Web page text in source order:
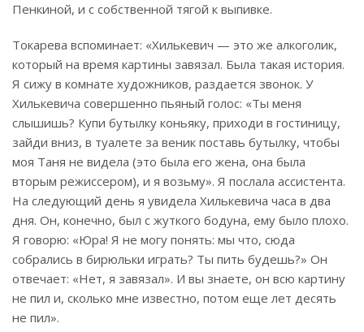
Пенкиной, и с собственной тягой к выпивке.
Токарева вспоминает: «Хилькевич — это же алкоголик,
который на время картины завязал. Была такая история.
Я сижу в комнате художников, раздается звонок. У
Хилькевича совершенно пьяный голос: «Ты меня
слышишь? Купи бутылку коньяку, приходи в гостиницу,
зайди вниз, в туалете за веник поставь бутылку, чтобы
моя Таня не видела (это была его жена, она была
вторым режиссером), и я возьму». Я послала ассистента.
На следующий день я увидела Хилькевича часа в два
дня. Он, конечно, был с жуткого бодуна, ему было плохо.
Я говорю: «Юра! Я не могу понять: мы что, сюда
собрались в бирюльки играть? Ты пить будешь?» Он
отвечает: «Нет, я завязал». И вы знаете, он всю картину
не пил и, сколько мне известно, потом еще лет десять
не пил».